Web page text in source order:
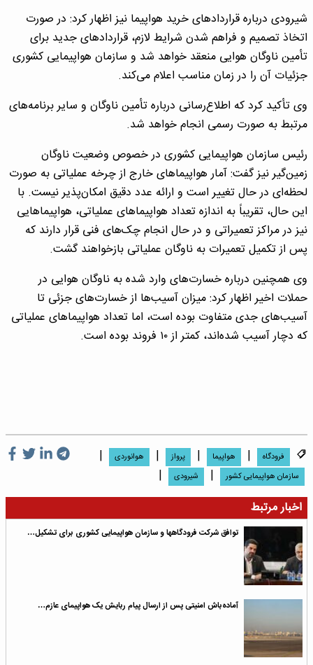
شیرودی درباره قراردادهای خرید هواپیما نیز اظهار کرد: در صورت
اتخاذ تصمیم و فراهم شدن شرایط لازم، قراردادهای جدید برای
تأمین ناوگان هوایی منعقد خواهد شد و سازمان هواپیمایی کشوری
جزئیات آن را در زمان مناسب اعلام می‌کند.
وی تأکید کرد که اطلاع‌رسانی درباره تأمین ناوگان و سایر برنامه‌های
مرتبط به صورت رسمی انجام خواهد شد.
رئیس سازمان هواپیمایی کشوری در خصوص وضعیت ناوگان
زمین‌گیر نیز گفت: آمار هواپیماهای خارج از چرخه عملیاتی به صورت
لحظه‌ای در حال تغییر است و ارائه عدد دقیق امکان‌پذیر نیست. با
این حال، تقریباً به اندازه تعداد هواپیماهای عملیاتی، هواپیماهایی
نیز در مراکز تعمیراتی و در حال انجام چک‌های فنی قرار دارند که
پس از تکمیل تعمیرات به ناوگان عملیاتی بازخواهند گشت.
وی همچنین درباره خسارت‌های وارد شده به ناوگان هوایی در
حملات اخیر اظهار کرد: میزان آسیب‌ها از خسارت‌های جزئی تا
آسیب‌های جدی متفاوت بوده است، اما تعداد هواپیماهای عملیاتی
که دچار آسیب شده‌اند، کمتر از ۱۰ فروند بوده است.
فرودگاه | هواپیما | پرواز | هوانوردی |
سازمان هواپیمایی کشور | شیرودی
|
اخبار مرتبط
توافق شرکت فرودگاهها و سازمان هواپیمایی کشوری برای تشکیل…
آماده‌باش امنیتی پس از ارسال پیام ربایش یک هواپیمای عازم…